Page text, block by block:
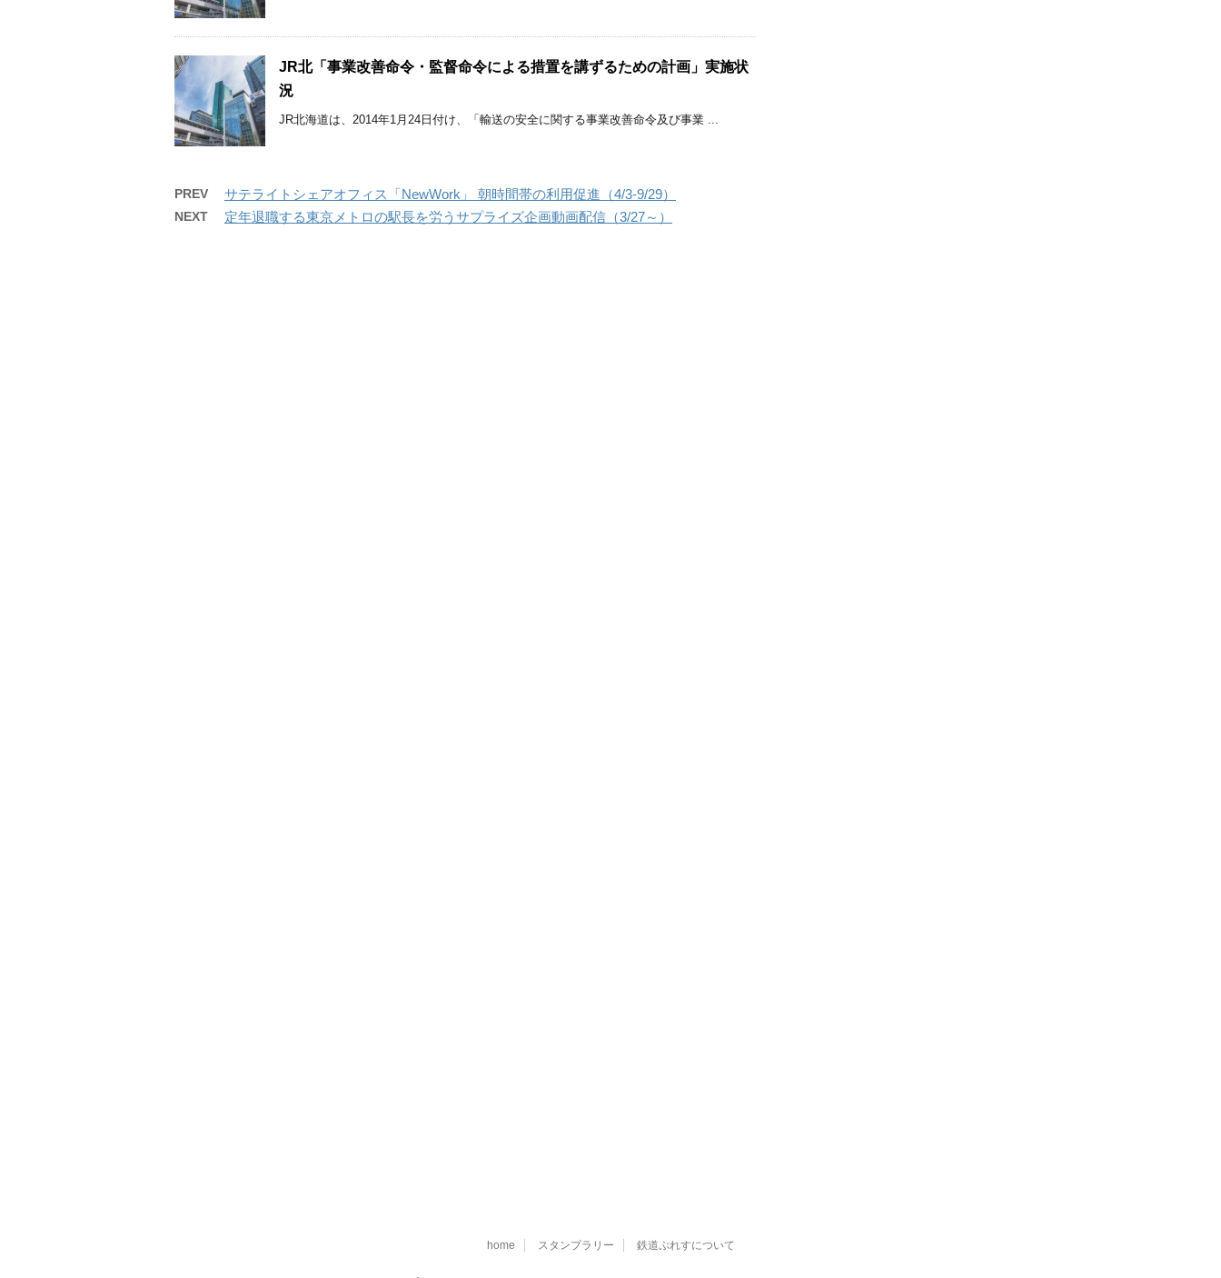
JR北「事業改善命令・監督命令による措置を講ずるための計画」実施状
況
JR北海道は、2014年1月24日付け、「輸送の安全に関する事業改善命令及び事業 ...
PREV サテライトシェアオフィス「NewWork」 朝時間帯の利用促進（4/3-9/29）
NEXT 定年退職する東京メトロの駅長を労うサプライズ企画動画配信（3/27～）
home スタンプラリー 鉄道ぷれすについて